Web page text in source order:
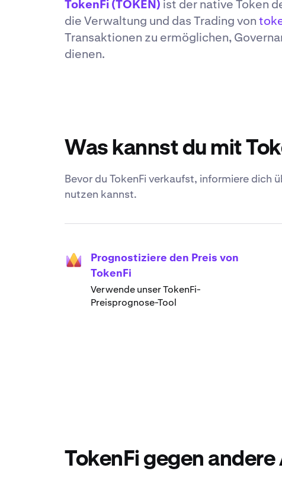
TokenFi (TOKEN) ist der native Token
die Verwaltung und das Trading von
Transaktionen zu ermöglichen,
dienen.
Was kannst du mit
Bevor du TokenFi verkaufst, informiere dich
nutzen kannst.
Prognostiziere den Preis von
TokenFi
Verwende unser TokenFi-
Preisprognose-Tool
TokenFi gegen